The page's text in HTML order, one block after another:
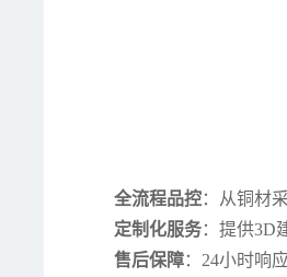
全流程品控：从铜材
定制化服务：提供3D
售后保障：24小时响